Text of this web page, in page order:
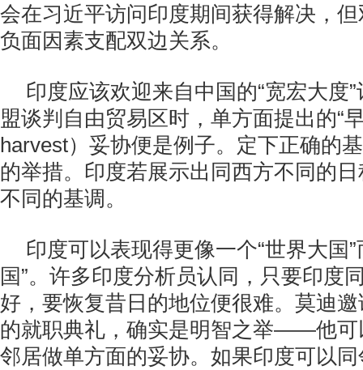
会在习近平访问印度期间获得解决，
负面因素支配双边关系。
印度应该欢迎来自中国的“宽宏大度
盟谈判自由贸易区时，单方面提出的“
harvest）妥协便是例子。定下正确的
的举措。印度若展示出同西方不同的
不同的基调。
印度可以表现得更像一个“世界大国
国”。许多印度分析员认同，只要印度
好，要恢复昔日的地位便很难。莫迪
的就职典礼，确实是明智之举——他可
邻居做单方面的妥协。如果印度可以